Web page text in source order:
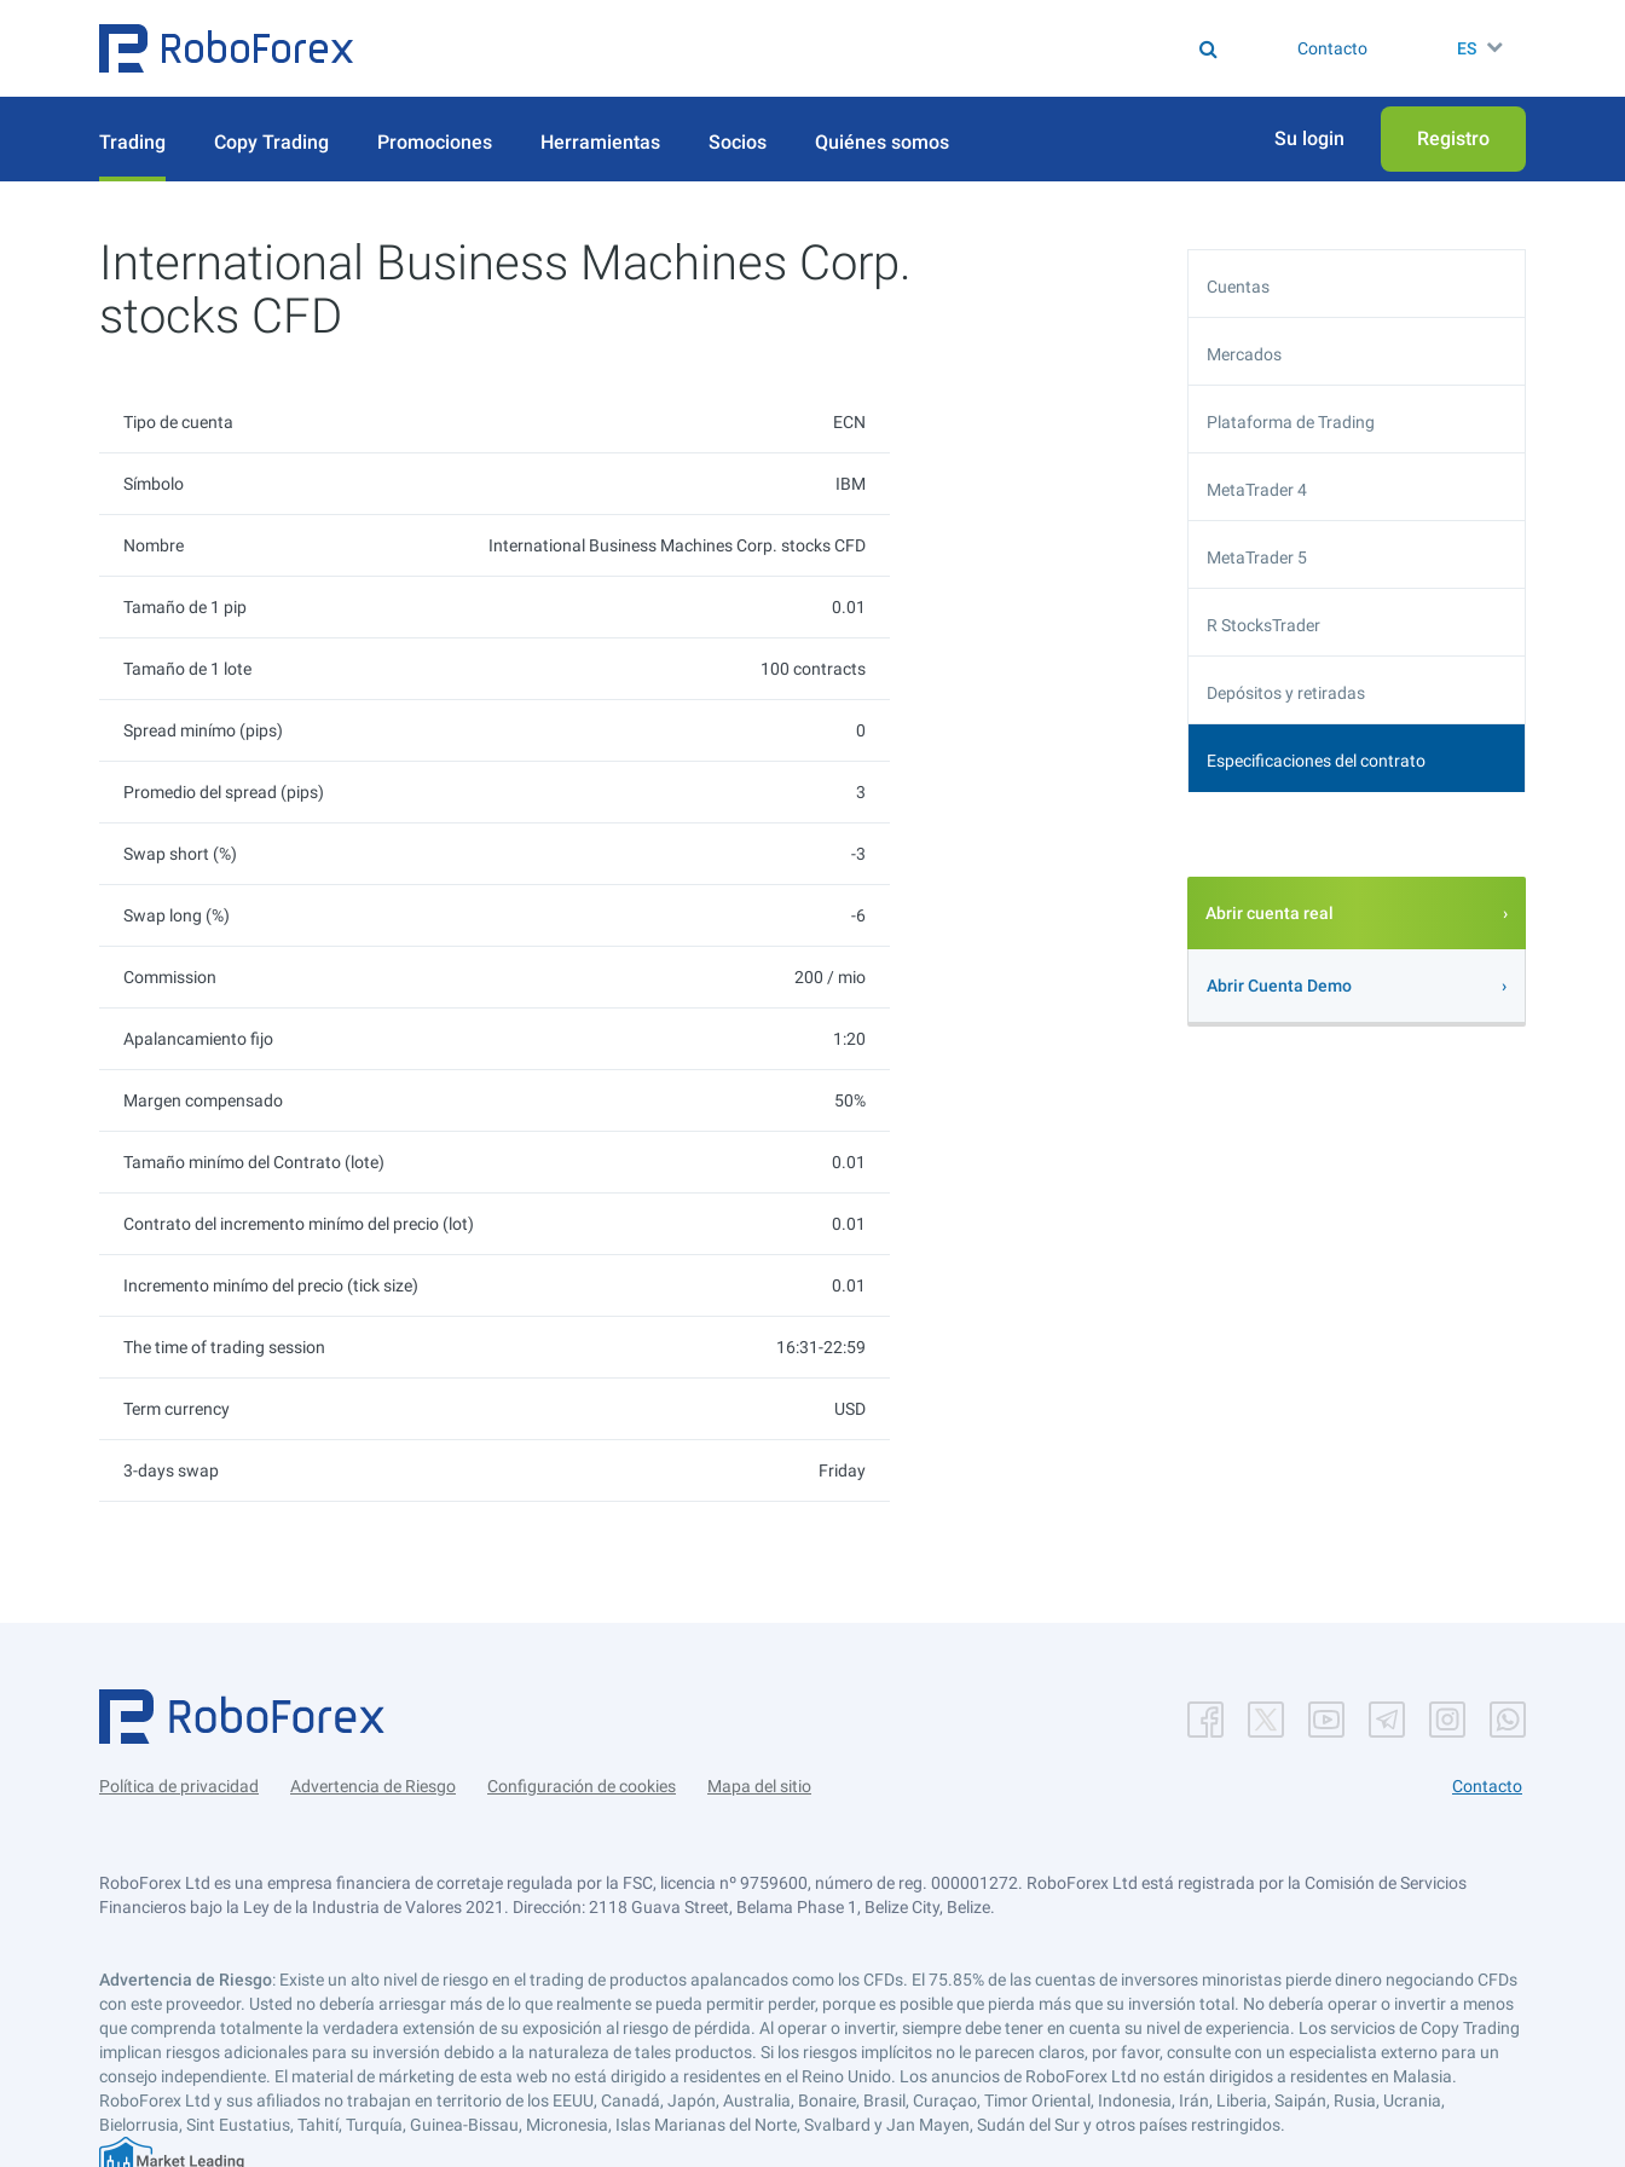
Contacto ES
Trading Copy Trading Promociones Herramientas Socios Quiénes somos Su login Registro
International Business Machines Corp.
stocks CFD
Tipo de cuenta ECN
Símbolo IBM
Nombre International Business Machines Corp. stocks CFD
Tamaño de 1 pip 0.01
Tamaño de 1 lote 100 contracts
Spread minímo (pips) 0
Promedio del spread (pips) 3
Swap short (%) -3
Swap long (%) -6
Commission 200 / mio
Apalancamiento fijo 1:20
Margen compensado 50%
Tamaño minímo del Contrato (lote) 0.01
Contrato del incremento minímo del precio (lot) 0.01
Incremento minímo del precio (tick size) 0.01
The time of trading session 16:31-22:59
Term currency USD
3-days swap Friday
Cuentas
Mercados
Plataforma de Trading
MetaTrader 4
MetaTrader 5
R StocksTrader
Depósitos y retiradas
Especificaciones del contrato
Abrir cuenta real
Abrir Cuenta Demo
Política de privacidad Advertencia de Riesgo Configuración de cookies Mapa del sitio Contacto
RoboForex Ltd es una empresa financiera de corretaje regulada por la FSC, licencia nº 9759600, número de reg. 000001272. RoboForex Ltd está registrada por la Comisión de Servicios
Financieros bajo la Ley de la Industria de Valores 2021. Dirección: 2118 Guava Street, Belama Phase 1, Belize City, Belize.
Advertencia de Riesgo: Existe un alto nivel de riesgo en el trading de productos apalancados como los CFDs. El 75.85% de las cuentas de inversores minoristas pierde dinero negociando CFDs
con este proveedor. Usted no debería arriesgar más de lo que realmente se pueda permitir perder, porque es posible que pierda más que su inversión total. No debería operar o invertir a menos
que comprenda totalmente la verdadera extensión de su exposición al riesgo de pérdida. Al operar o invertir, siempre debe tener en cuenta su nivel de experiencia. Los servicios de Copy Trading
implican riesgos adicionales para su inversión debido a la naturaleza de tales productos. Si los riesgos implícitos no le parecen claros, por favor, consulte con un especialista externo para un
consejo independiente. El material de márketing de esta web no está dirigido a residentes en el Reino Unido. Los anuncios de RoboForex Ltd no están dirigidos a residentes en Malasia.
RoboForex Ltd y sus afiliados no trabajan en territorio de los EEUU, Canadá, Japón, Australia, Bonaire, Brasil, Curaçao, Timor Oriental, Indonesia, Irán, Liberia, Saipán, Rusia, Ucrania,
Bielorrusia, Sint Eustatius, Tahití, Turquía, Guinea-Bissau, Micronesia, Islas Marianas del Norte, Svalbard y Jan Mayen, Sudán del Sur y otros países restringidos.